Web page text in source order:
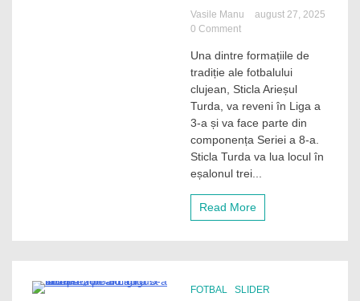
Vasile Manu
august 27, 2025
0 Commenton
Arieșul
Turda
revine
a
3-
a
după
Una dintre formațiile de
tradiție ale fotbalului
clujean, Sticla Arieșul
Turda, va reveni în Liga a
3-a și va face parte din
componența Seriei a 8-a.
Sticla Turda va lua locul în
eșalonul trei...
Read More
FOTBAL SLIDER